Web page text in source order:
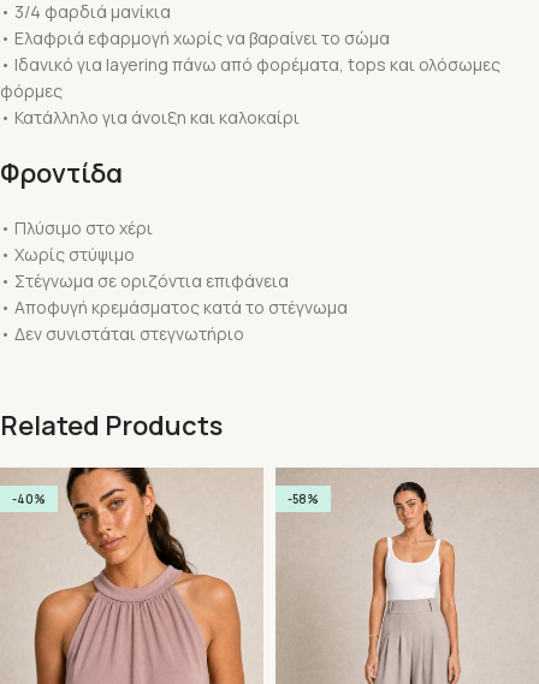
• 3/4 φαρδιά μανίκια
• Ελαφριά εφαρμογή χωρίς να βαραίνει το σώμα
• Ιδανικό για layering πάνω από φορέματα, tops και ολόσωμες
φόρμες
• Κατάλληλο για άνοιξη και καλοκαίρι
Φροντίδα
• Πλύσιμο στο χέρι
• Χωρίς στύψιμο
• Στέγνωμα σε οριζόντια επιφάνεια
• Αποφυγή κρεμάσματος κατά το στέγνωμα
• Δεν συνιστάται στεγνωτήριο
Related Products
-40% -58%